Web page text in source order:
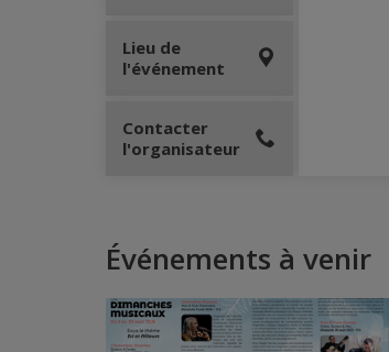
Lieu de
l'événement
Contacter
l'organisateur
Événements à venir